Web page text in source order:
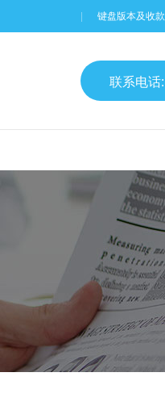
键盘版本及收款
联系电话: